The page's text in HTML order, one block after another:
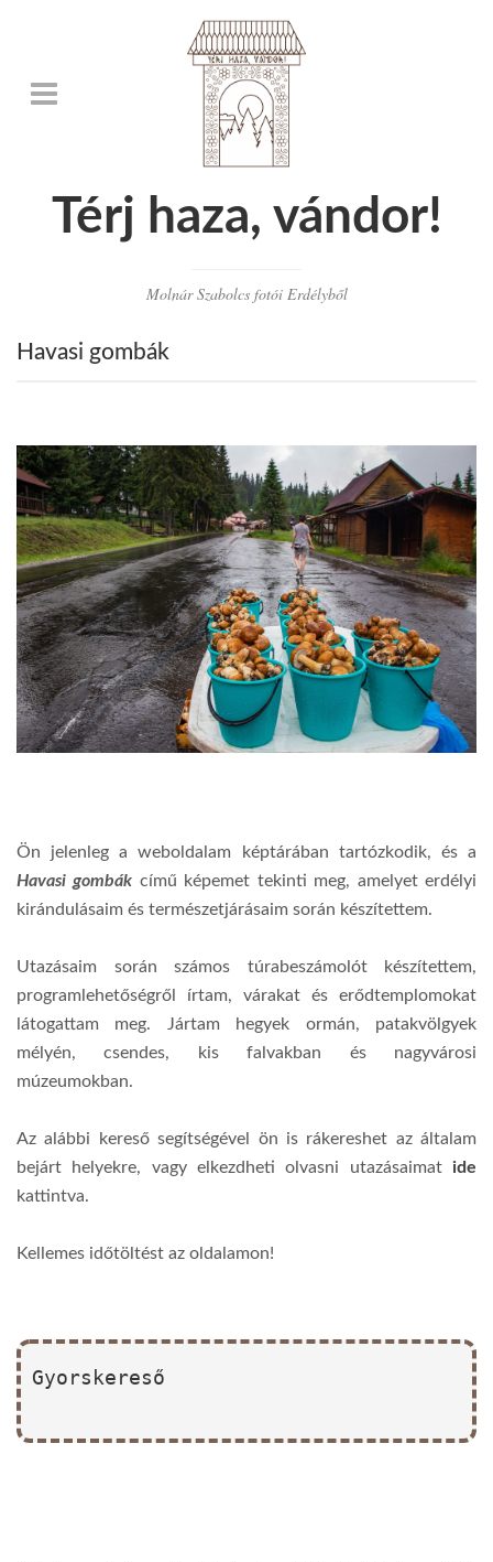
Térj haza, vándor!
Molnár Szabolcs fotói Erdélyből
Havasi gombák
Ön jelenleg a weboldalam képtárában tartózkodik, és a
Havasi gombák című képemet tekinti meg, amelyet erdélyi
kirándulásaim és természetjárásaim során készítettem.
Utazásaim során számos túrabeszámolót készítettem,
programlehetőségről írtam, várakat és erődtemplomokat
látogattam meg. Jártam hegyek ormán, patakvölgyek
mélyén, csendes, kis falvakban és nagyvárosi
múzeumokban.
Az alábbi kereső segítségével ön is rákereshet az általam
bejárt helyekre, vagy elkezdheti olvasni utazásaimat ide
kattintva.
Kellemes időtöltést az oldalamon!
Gyorskereső